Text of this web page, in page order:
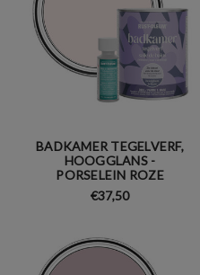
BADKAMER TEGELVERF,
HOOGGLANS -
PORSELEIN ROZE
€37,50